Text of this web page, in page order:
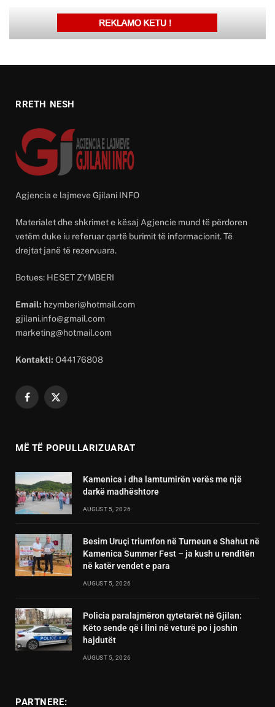
RRETH NESH
Agjencia e lajmeve Gjilani INFO
Materialet dhe shkrimet e kësaj Agjencie mund të përdoren
vetëm duke iu referuar qartë burimit të informacionit. Të
drejtat janë të rezervuara.
Botues: HESET ZYMBERI
Email: hzymberi@hotmail.com
gjilani.info@gmail.com
marketing@hotmail.com
Kontakti: O44176808
Facebook
X
MË TË POPULLARIZUARAT
Kamenica i dha lamtumirën verës me një
darkë madhështore
AUGUST 5, 2026
Besim Uruçi triumfon në Turneun e Shahut në
Kamenica Summer Fest – ja kush u renditën
në katër vendet e para
AUGUST 5, 2026
Policia paralajmëron qytetarët në Gjilan:
Këto sende që i lini në veturë po i joshin
hajdutët
AUGUST 5, 2026
PARTNERE: